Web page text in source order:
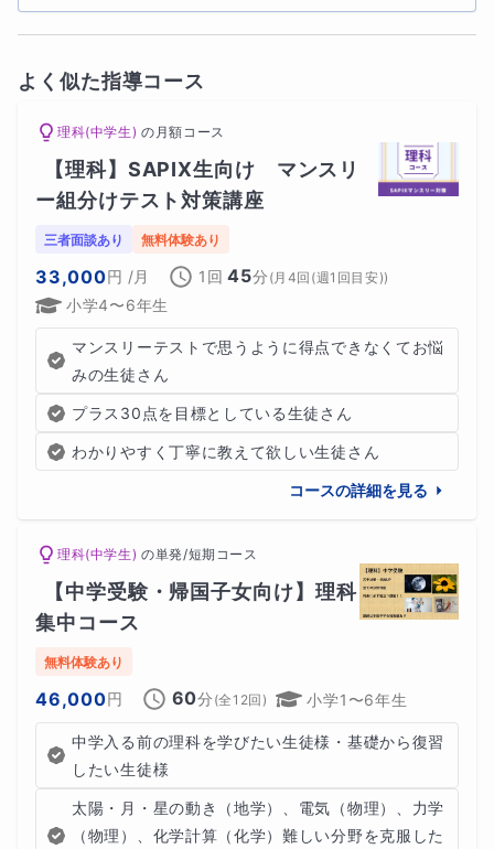
受け、才能と潜在能力を大きく開花させた方達が少なくあ
★発明家・科学者・芸術家 レオナルド・ダ・ヴィンチ
ルネサンス期のイタリアで活躍した発明家・芸術家・発明
家のレオナルド・ダ・ヴィンチは、幼少期から家庭教師の
もとで多様な分野を学び、独自の才能を開花させました。
彼が受けた教育は、一般的な学校教育とは異なり、個別の
指導によって彼の創造力を最大限に引き出すことができた
ギフテッドの１人です。
科学者として名高いマリー・キュリーは、ポーランド生ま
れのフランス人で、2つのノーベル賞を受賞し、世界的な
ツーマン教育を受けて潜在能力を開花させ、ギフテッドで
ある彼女の研究や業績に大きな影響を与えたといわれてい
ます。
よく似た指導コース
理科(中学生) の 月額コース
【理科】SAPIX生向け　マンスリ
ー組分けテスト対策講座
三者面談あり 無料体験あり
33,000円 /月 1回 45分 (月4回(週1回目安))
小学4〜6年生
マンスリーテストで思うように得点できなくてお悩
みの生徒さん
プラス30点を目標としている生徒さん
わかりやすく丁寧に教えて欲しい生徒さん
コースの詳細を見る
理科(中学生) の単発/短期コース
【中学受験・帰国子女向け】理科
集中コース
無料体験あり
46,000円 60分 (全12回) 小学1〜6年生
中学入る前の理科を学びたい生徒様・基礎から復習
したい生徒様
太陽・月・星の動き（地学）、電気（物理）、力学
（物理）、化学計算（化学）難しい分野を克服した